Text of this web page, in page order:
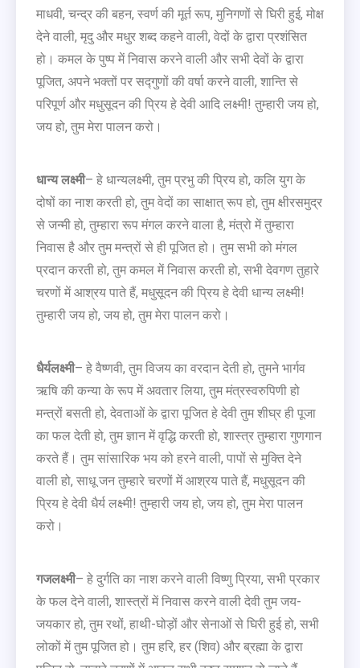
माधवी, चन्द्र की बहन, स्वर्ण की मूर्त रूप, मुनिगणों से घिरी हुई, मोक्ष
देने वाली, मृदु और मधुर शब्द कहने वाली, वेदों के द्वारा प्रशंसित
हो। कमल के पुष्प में निवास करने वाली और सभी देवों के द्वारा
पूजित, अपने भक्तों पर सद्गुणों की वर्षा करने वाली, शान्ति से
परिपूर्ण और मधुसूदन की प्रिय हे देवी आदि लक्ष्मी! तुम्हारी जय हो,
जय हो, तुम मेरा पालन करो।
धान्य लक्ष्मी– हे धान्यलक्ष्मी, तुम प्रभु की प्रिय हो, कलि युग के
दोषों का नाश करती हो, तुम वेदों का साक्षात् रूप हो, तुम क्षीरसमुद्र
से जन्मी हो, तुम्हारा रूप मंगल करने वाला है, मंत्रो में तुम्हारा
निवास है और तुम मन्त्रों से ही पूजित हो। तुम सभी को मंगल
प्रदान करती हो, तुम कमल में निवास करती हो, सभी देवगण तुहारे
चरणों में आश्रय पाते हैं, मधुसूदन की प्रिय हे देवी धान्य लक्ष्मी!
तुम्हारी जय हो, जय हो, तुम मेरा पालन करो।
धैर्यलक्ष्मी– हे वैष्णवी, तुम विजय का वरदान देती हो, तुमने भार्गव
ऋषि की कन्या के रूप में अवतार लिया, तुम मंत्रस्वरुपिणी हो
मन्त्रों बसती हो, देवताओं के द्वारा पूजित हे देवी तुम शीघ्र ही पूजा
का फल देती हो, तुम ज्ञान में वृद्धि करती हो, शास्त्र तुम्हारा गुणगान
करते हैं। तुम सांसारिक भय को हरने वाली, पापों से मुक्ति देने
वाली हो, साधू जन तुम्हारे चरणों में आश्रय पाते हैं, मधुसूदन की
प्रिय हे देवी धैर्य लक्ष्मी! तुम्हारी जय हो, जय हो, तुम मेरा पालन
करो।
गजलक्ष्मी– हे दुर्गति का नाश करने वाली विष्णु प्रिया, सभी प्रकार
के फल देने वाली, शास्त्रों में निवास करने वाली देवी तुम जय-
जयकार हो, तुम रथों, हाथी-घोड़ों और सेनाओं से घिरी हुई हो, सभी
लोकों में तुम पूजित हो। तुम हरि, हर (शिव) और ब्रह्मा के द्वारा